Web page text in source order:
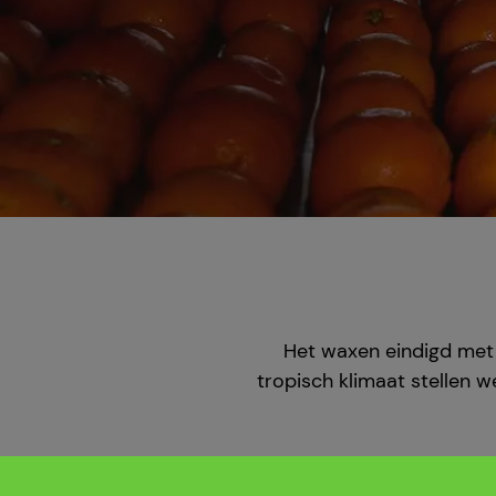
Het waxen eindigd
tropisch klimaat stellen